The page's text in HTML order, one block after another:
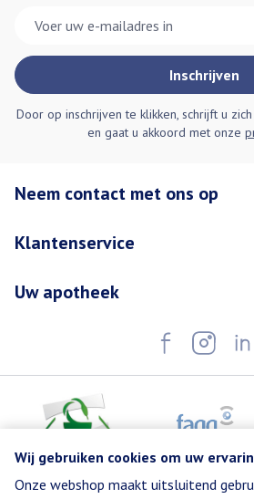
Wij gebruiken cookies om uw
Onze webshop maakt uitsluitend
Inschrijven
Door op inschrijven te klikken, schrijft u
en gaat u akkoord met onze
Neem contact met ons op
Klantenservice
Uw apotheek
Juridische links